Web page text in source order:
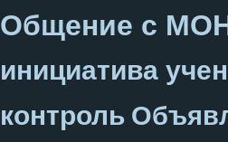
Общение с
инициатива
контроль